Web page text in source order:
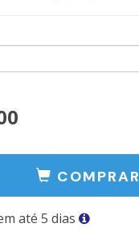
COMPRAR
até 5 dias